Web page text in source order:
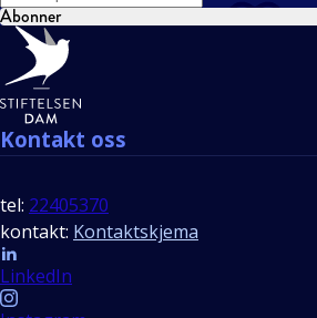
Abonner
Bunntekst
Kontakt oss
tel: 22405370
kontakt: Kontaktskjema
Follow us
LinkedIn